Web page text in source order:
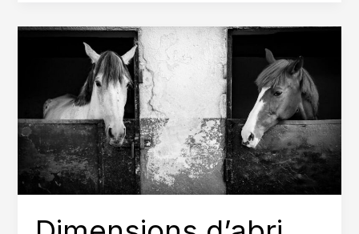
sur
les
contenus